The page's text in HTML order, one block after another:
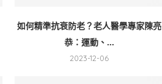
如何精準抗衰防老？老人醫學專家陳亮
恭：運動、...
2023-12-06